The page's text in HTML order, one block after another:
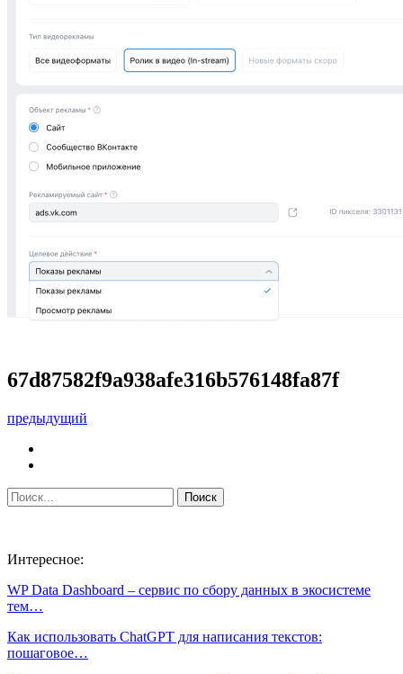
67d87582f9a938afe316b576148fa87f
предыдущий
Интересное:
WP Data Dashboard – сервис по сбору данных в экосистеме
тем…
Как использовать ChatGPT для написания текстов:
пошаговое…